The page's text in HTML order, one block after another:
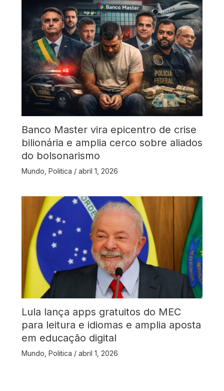
Banco Master vira epicentro de crise
bilionária e amplia cerco sobre aliados
do bolsonarismo
Mundo Politica / abril 1, 2026
Lula lança apps gratuitos do MEC
para leitura e idiomas e amplia aposta
em educação digital
Mundo Politica / abril 1, 2026